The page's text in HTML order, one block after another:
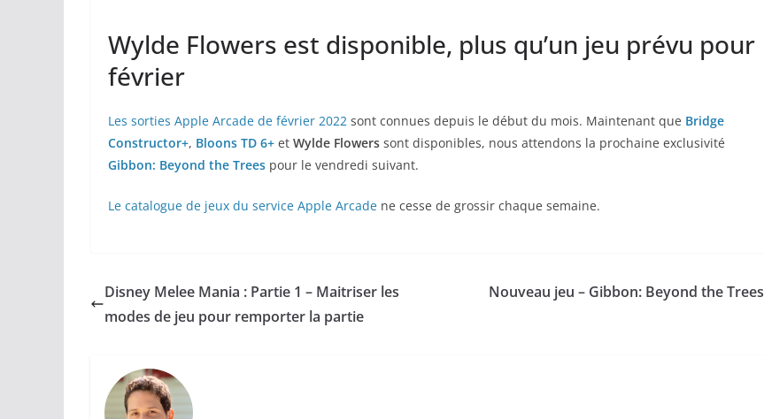
Wylde Flowers est disponible, plus qu’un jeu prévu pour
février
Les sorties Apple Arcade de février 2022 sont connues depuis le début du mois. Maintenant que Bridge
Constructor+, Bloons TD 6+ et Wylde Flowers sont disponibles, nous attendons la prochaine exclusivité
Gibbon: Beyond the Trees pour le vendredi suivant.
Le catalogue de jeux du service Apple Arcade ne cesse de grossir chaque semaine.
Disney Melee Mania : Partie 1 – Maitriser les
modes de jeu pour remporter la partie
Nouveau jeu – Gibbon: Beyond the Trees